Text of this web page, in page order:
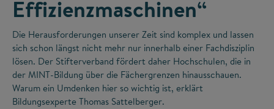
Effizienzmaschinen“
Die Herausforderungen unserer Zeit sind komplex und lassen
sich schon längst nicht mehr nur innerhalb einer Fachdisziplin
lösen. Der Stifterverband fördert daher Hochschulen, die in
der MINT-Bildung über die Fächergrenzen hinausschauen.
Warum ein Umdenken hier so wichtig ist, erklärt
Bildungsexperte Thomas Sattelberger.